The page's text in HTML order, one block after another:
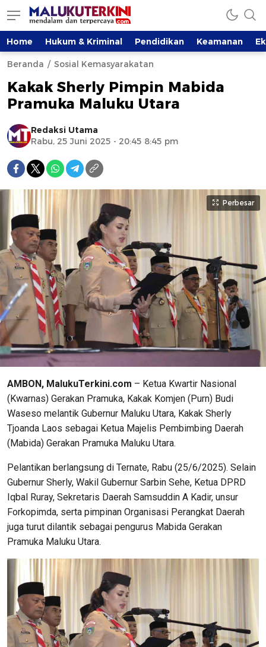
Home Hukum & Kriminal Pendidikan Keamanan
Beranda Sosial Kemasyarakatan
Kakak Sherly Pimpin Mabida
Pramuka Maluku Utara
Redaksi Utama
Rabu, 25 Juni 2025 - 20:45 8:45 pm
Perbesar
AMBON, MalukuTerkini.com – Ketua Kwartir Nasional
(Kwarnas) Gerakan Pramuka, Kakak Komjen (Purn) Budi
Waseso melantik Gubernur Maluku Utara, Kakak Sherly
Tjoanda Laos sebagai Ketua Majelis Pembimbing Daerah
(Mabida) Gerakan Pramuka Maluku Utara.
Pelantikan berlangsung di Ternate, Rabu (25/6/2025). Selain
Gubernur Sherly, Wakil Gubernur Sarbin Sehe, Ketua DPRD
Iqbal Ruray, Sekretaris Daerah Samsuddin A Kadir, unsur
Forkopimda, serta pimpinan Organisasi Perangkat Daerah
juga turut dilantik sebagai pengurus Mabida Gerakan
Pramuka Maluku Utara.